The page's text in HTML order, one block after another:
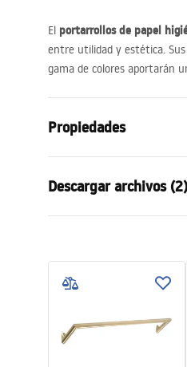
El portarrollos de papel
entre utilidad y estética.
gama de colores aportarán
Propiedades
Material
Método de instalación
Serie
Garantía
Descargar archivos (2)
Accessories_-_24.pdf